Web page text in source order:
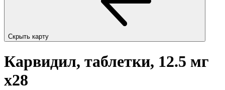
Скрыть карту
Карвидил, таблетки, 12.5 мг
x28